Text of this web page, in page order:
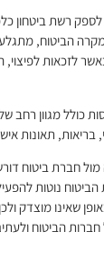
לספק רשת ביטחון
הביטוח,
לזכאות לפיצוי,
כולל מגוון רחב
בריאות, תאונות
מול חברת ביטוח
נוטות
שאינו מוצדק
הביטוח